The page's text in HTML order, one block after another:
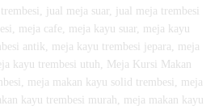
jual meja suar
jual meja trembesi
meja cafe meja kayu suar
meja kayu
antik meja kayu trembesi jepara
meja
kayu trembesi utuh
Meja Kursi Makan
meja makan kayu solid trembesi
meja
kayu trembesi murah
meja makan kayu